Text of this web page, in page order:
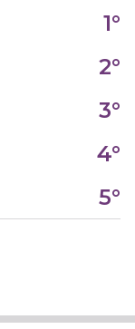
1°
2°
3°
4°
5°